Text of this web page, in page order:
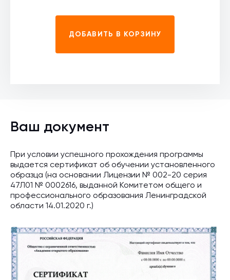
ДОБАВИТЬ В КОРЗИНУ
Ваш документ
При условии успешного прохождения программы
выдается сертификат об обучении установленного
образца (на основании Лицензии № 002-20 серия
47Л01 № 0002616, выданной Комитетом общего и
профессионального образования Ленинградской
области 14.01.2020 г.)